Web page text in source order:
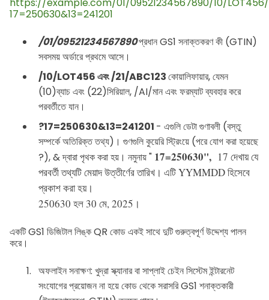
17=250630&13=241201
/01/09521234567890প্রধান GS1 সনাক্তকরণ কী (GTIN)
সবসময় অর্ডারে প্রথমে আসে।
/10/LOT456 এবং /21/ABC123কোয়ালিফায়ার, যেমন
(10)ব্যাচ এবং (22)সিরিয়াল, /AI/মান এবং ফরম্যাট ব্যবহার করে
পরবর্তীতে যান।
?17=250630&13=241201 - এগুলি ডেটা গুণাবলী (বস্তু
সম্পর্কে অতিরিক্ত তথ্য)। গুণগুলি কুয়েরি স্ট্রিংয়ে (পরে যোগ করা হয়েছে
?), & দ্বারা পৃথক করা হয়। নমুনায় " 17=250630", 17 দেখায় যে
পরবর্তী তথ্যটি মেয়াদ উত্তীর্ণের তারিখ। এটি YYMMDD হিসেবে
প্রকাশ করা হয়।
250630 হল 30 মে, 2025।
একটি GS1 ডিজিটাল লিঙ্ক QR কোড একই সাথে দুটি গুরুত্বপূর্ণ উদ্দেশ্য পালন
করে।
অফলাইন সনাক্ষণ: খুদ্রা স্ক্যানার বা সাপ্লাই চেইন সিস্টেম ইন্টারনেট
সংযোগের প্রয়োজন না হয়ে কোড থেকে সরাসরি GS1 শনাক্তকারী